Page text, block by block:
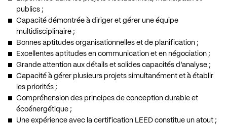
publics ;
Capacité démontrée à diriger et gérer une équipe
multidisciplinaire ;
Bonnes aptitudes organisationnelles et de planification ;
Excellentes aptitudes en communication et en négociation ;
Grande attention aux détails et solides capacités d’analyse ;
Capacité à gérer plusieurs projets simultanément et à établir
les priorités ;
Compréhension des principes de conception durable et
écoénergétique ;
Une expérience avec la certification LEED constitue un atout ;